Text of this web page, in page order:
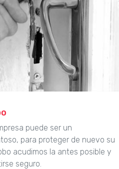
puede ser un
para proteger de nuevo su
acudimos la antes posible y
seguro.